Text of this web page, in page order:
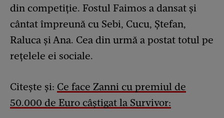
din competiție. Fostul Faimos a dansat și
cântat împreună cu Sebi, Cucu, Ștefan,
Raluca și Ana. Cea din urmă a postat totul pe
rețelele ei sociale.
Citește și: Ce face Zanni cu premiul de
50.000 de Euro câștigat la Survivor: